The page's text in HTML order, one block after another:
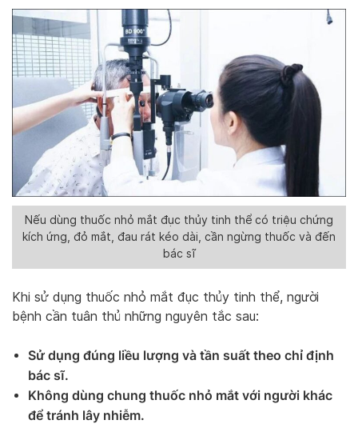
Nếu dùng thuốc nhỏ mắt đục thủy tinh thể có triệu chứng
kích ứng, đỏ mắt, đau rát kéo dài, cần ngừng thuốc và đến
bác sĩ
Khi sử dụng thuốc nhỏ mắt đục thủy tinh thể, người
bệnh cần tuân thủ những nguyên tắc sau:
Sử dụng đúng liều lượng và tần suất theo chỉ định
bác sĩ.
Không dùng chung thuốc nhỏ mắt với người khác
để tránh lây nhiễm.